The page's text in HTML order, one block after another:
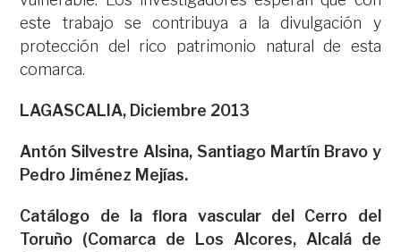
este trabajo se contribuya a la divulgación y
protección del rico patrimonio natural de esta
comarca.
LAGASCALIA, Diciembre 2013
Antón Silvestre Alsina, Santiago Martín Bravo y
Pedro Jiménez Mejías.
Catálogo de la flora vascular del Cerro del
Toruño (Comarca de Los Alcores, Alcalá de